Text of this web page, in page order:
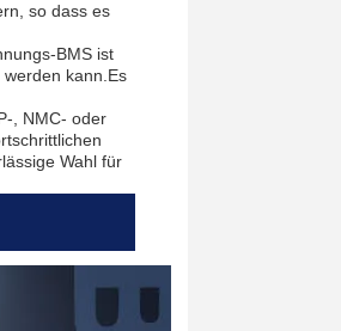
so dass es
BMS ist
kann.Es
, NMC- oder
Wahl für